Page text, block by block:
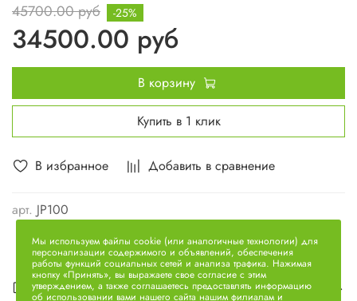
В избранное Добавить в сравнение
арт. JP100
45700.00 руб
34500.00 руб
-25%
В корзину
Купить в 1 клик
Описание
Мы используем файлы cookie (или аналогичные технологии) для
персонализации содержимого и объявлений, обеспечения
работы функций социальных сетей и анализа трафика. Нажимая
кнопку «Принять», вы выражаете свое согласие с этим
утверждением, а также соглашаетесь предоставлять информацию
об использовании вами нашего сайта нашим филиалам и